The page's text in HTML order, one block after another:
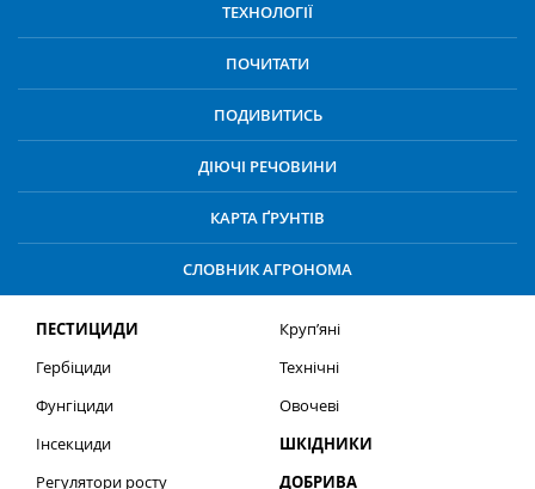
ТЕХНОЛОГІЇ
ПОЧИТАТИ
ПОДИВИТИСЬ
ДІЮЧІ РЕЧОВИНИ
КАРТА ҐРУНТІВ
СЛОВНИК АГРОНОМА
ПЕСТИЦИДИ
Гербіциди
Фунгіциди
Інсекциди
Регулятори росту
Круп’яні
Технічні
Овочеві
ШКІДНИКИ
ДОБРИВА